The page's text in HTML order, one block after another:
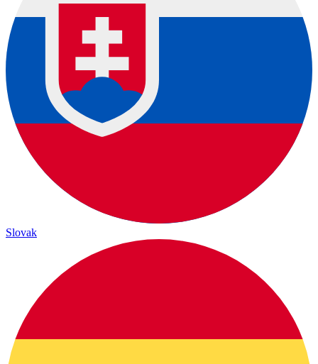
Slovak